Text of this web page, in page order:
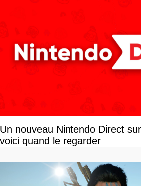
Un nouveau Nintendo Direct
voici quand le regarder